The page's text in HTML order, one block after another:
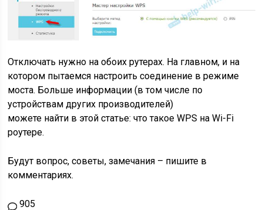
Отключать нужно на обоих рутерах. На главном, и на
котором пытаемся настроить соединение в режиме
моста. Больше информации(в том числе по
устройствам других производителей)
можете найти в этой статье: что такое WPS на Wi-Fi
роутере.
Будут вопрос, советы, замечания – пишите в
комментариях.
905